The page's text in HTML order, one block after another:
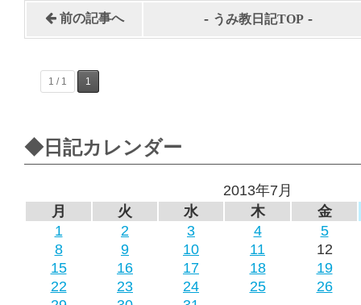
前の記事へ - うみ教日記TOP -
1 / 1 1
◆日記カレンダー
2013年7月
月
火 水 木
金
1
2 3 4
5
8
9 10 11
12
15
16 17 18
19
22
23 24 25
26